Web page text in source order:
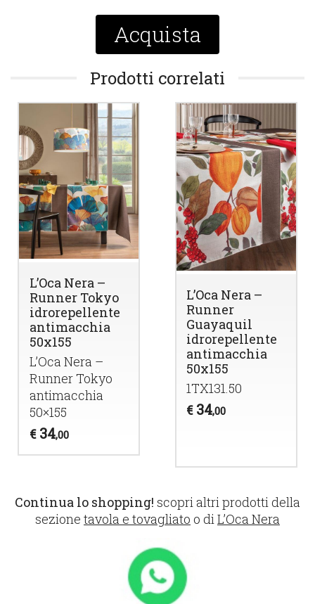
Acquista
Prodotti correlati
L’Oca Nera –
Runner Tokyo
idrorepellente
antimacchia
50x155
L’Oca Nera –
Runner Tokyo
antimacchia
50×155
€ 34,00
L’Oca Nera –
Runner
Guayaquil
idrorepellente
antimacchia
50x155
1TX131.50
€ 34,00
Continua lo shopping! scopri altri prodotti della
sezione tavola e tovagliato o diL’Oca Nera